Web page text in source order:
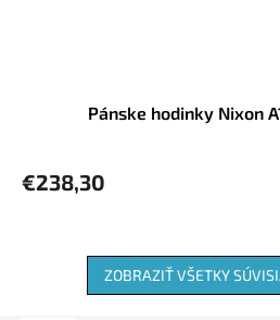
Pánske hodinky Nixon
€238,30
ZOBRAZIŤ VŠETKY